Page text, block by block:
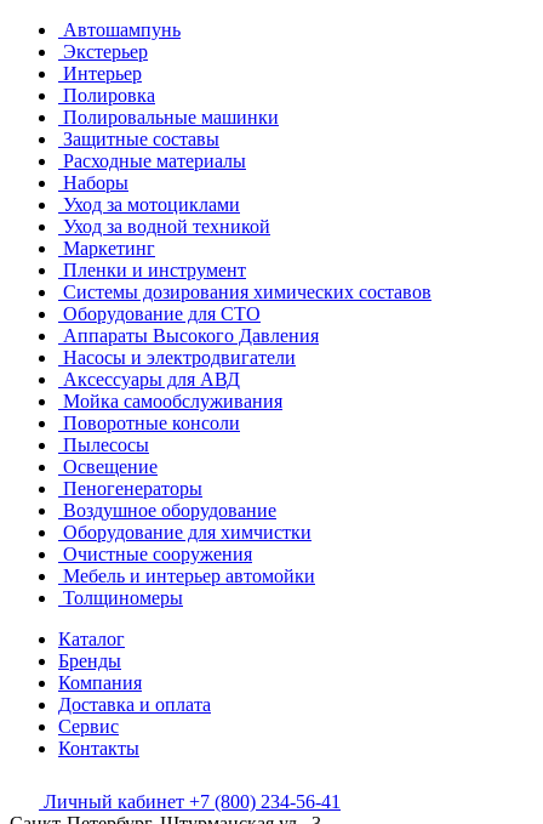
Автошампунь
Экстерьер
Интерьер
Полировка
Полировальные машинки
Защитные составы
Расходные материалы
Наборы
Уход за мотоциклами
Уход за водной техникой
Маркетинг
Пленки и инструмент
Системы дозирования химических составов
Оборудование для СТО
Аппараты Высокого Давления
Насосы и электродвигатели
Аксессуары для АВД
Мойка самообслуживания
Поворотные консоли
Пылесосы
Освещение
Пеногенераторы
Воздушное оборудование
Оборудование для химчистки
Очистные сооружения
Мебель и интерьер автомойки
Толщиномеры
Каталог
Бренды
Компания
Доставка и оплата
Сервис
Контакты
Личный кабинет +7 (800) 234-56-41